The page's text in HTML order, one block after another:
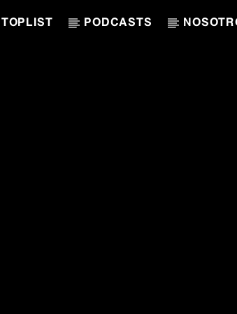
TOPLIST PODCASTS